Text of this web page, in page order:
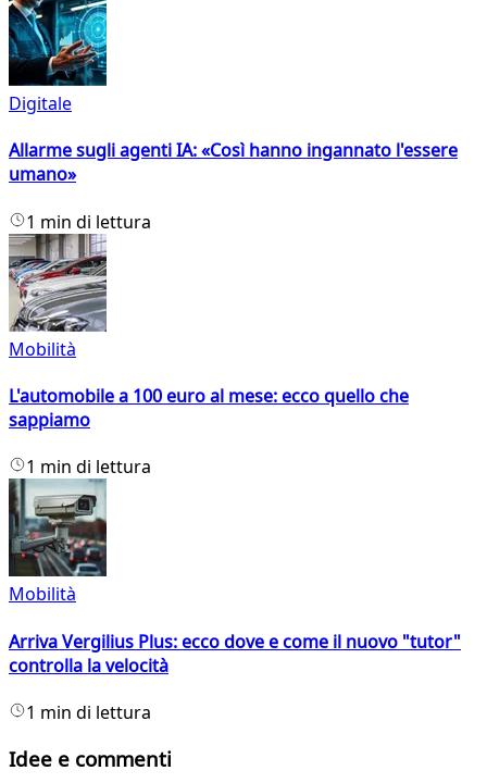
Digitale
Allarme sugli agenti IA: «Così hanno ingannato l'essere
umano»
1 min di lettura
Mobilità
L'automobile a 100 euro al mese: ecco quello che
sappiamo
1 min di lettura
Mobilità
Arriva Vergilius Plus: ecco dove e come il nuovo "tutor"
controlla la velocità
1 min di lettura
Idee e commenti